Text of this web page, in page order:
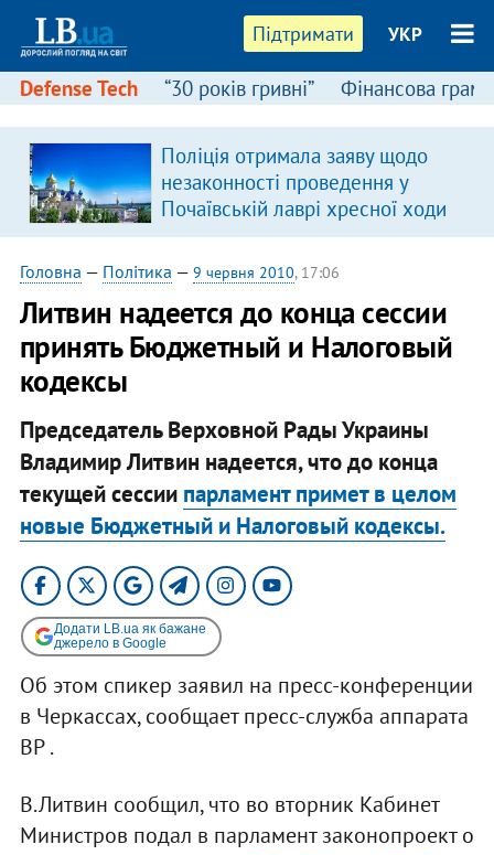
Підтримати УКР
Defense Tech “30 років гривні” Фінансова
Поліція отримала заяву щодо
незаконності проведення у
Почаївській лаврі хресної ходи
Головна — Політика — 9 червня 2010, 17:06
Литвин надеется до конца сессии
принять Бюджетный и Налоговый
кодексы
Председатель Верховной Рады Украины
Владимир Литвин надеется, что до конца
текущей сессии парламент примет в целом
новые Бюджетный и Налоговый кодексы.
Додати LB.ua як бажане
джерело в Google
Об этом спикер заявил на пресс-конференции
в Черкассах, сообщает пресс-служба аппарата
ВР .
В.Литвин сообщил, что во вторник Кабинет
Министров подал в парламент законопроект о